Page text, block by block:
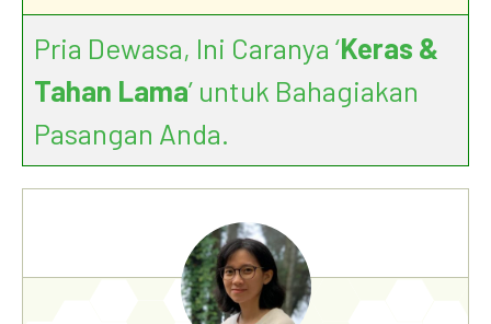
Pria Dewasa, Ini Caranya ‘Keras &
Tahan Lama’ untuk Bahagiakan
Pasangan Anda.